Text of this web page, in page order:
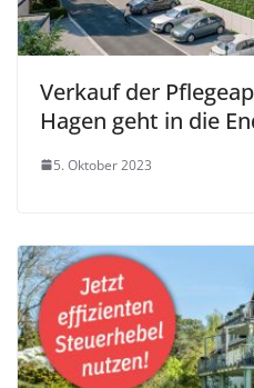
Verkauf der
Hagen geht in die
5. Oktober 2023